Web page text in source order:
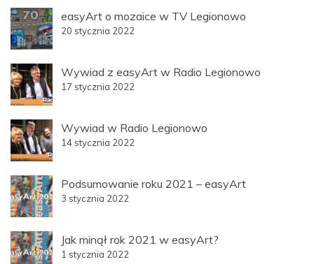
easyArt o mozaice w TV Legionowo
20 stycznia 2022
Wywiad z easyArt w Radio Legionowo
17 stycznia 2022
Wywiad w Radio Legionowo
14 stycznia 2022
Podsumowanie roku 2021 – easyArt
3 stycznia 2022
Jak minął rok 2021 w easyArt?
1 stycznia 2022